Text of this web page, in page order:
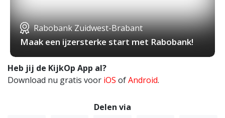
Rabobank Zuidwest-Brabant
Maak een ijzersterke start met Rabobank!
Heb jij de KijkOp App al?
Download nu gratis voor iOS ofAndroid.
Delen via